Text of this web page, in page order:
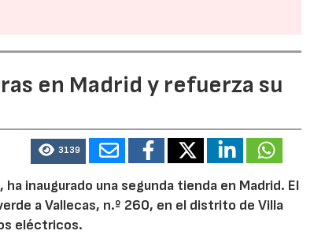
en Madrid y refuerza su
3139
, ha inaugurado una segunda tienda en Madrid. El
a Vallecas, n.º 260, en el distrito de Villa
eléctricos.